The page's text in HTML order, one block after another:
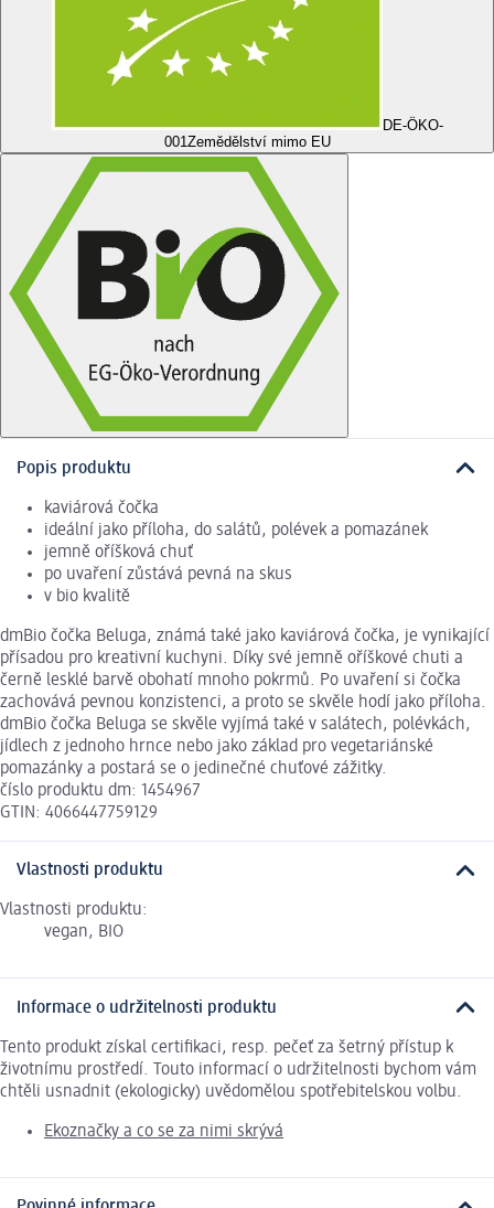
DE-ÖKO-
001Zemědělství mimo EU
Popis produktu
kaviárová čočka
ideální jako příloha, do salátů, polévek a pomazánek
jemně oříšková chuť
po uvaření zůstává pevná na skus
v bio kvalitě
dmBio čočka Beluga, známá také jako kaviárová čočka, je vynikající
přísadou pro kreativní kuchyni. Díky své jemně oříškové chuti a
černě lesklé barvě obohatí mnoho pokrmů. Po uvaření si čočka
zachovává pevnou konzistenci, a proto se skvěle hodí jako příloha.
dmBio čočka Beluga se skvěle vyjímá také v salátech, polévkách,
jídlech z jednoho hrnce nebo jako základ pro vegetariánské
pomazánky a postará se o jedinečné chuťové zážitky.
číslo produktu dm: 1454967
GTIN: 4066447759129
Vlastnosti produktu
Vlastnosti produktu:
vegan, BIO
Informace o udržitelnosti produktu
Tento produkt získal certifikaci, resp. pečeť za šetrný přístup k
životnímu prostředí. Touto informací o udržitelnosti bychom vám
chtěli usnadnit (ekologicky) uvědomělou spotřebitelskou volbu.
Ekoznačky a co se za nimi skrývá